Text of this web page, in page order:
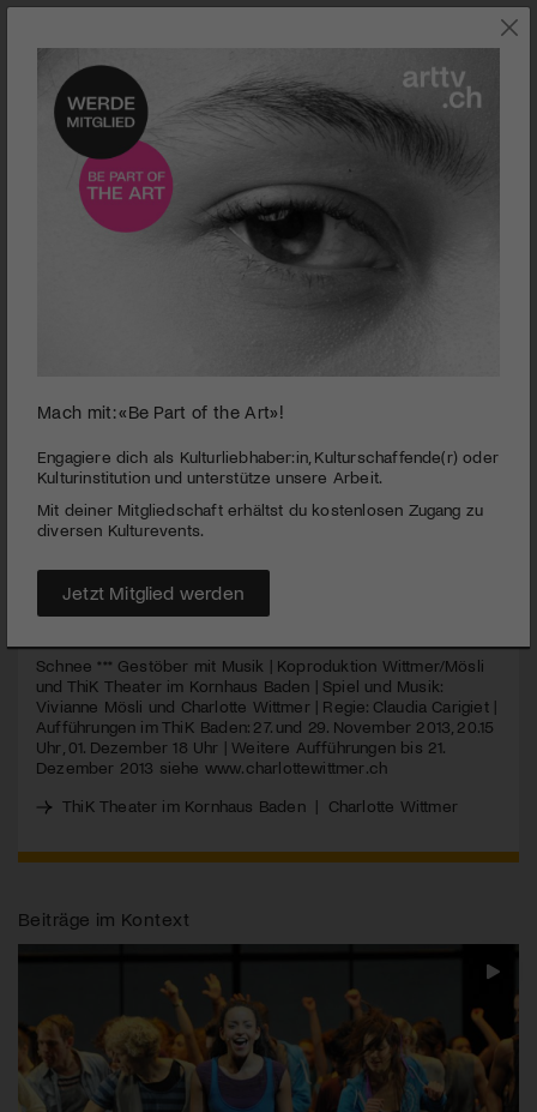
seconds
minutes,
seconds
Schnee *** Gestöber mit Musik
PUBLIZIERT AM 27. NOVEMBER 2013
nach dem Schnee – forschend, musizierend und mit vielen
Texten. Ein Theaterstück, das die Vorfreude auf die weissen
MEHR
Schnee *** Gestöber mit Musik | Koproduktion Wittmer/Mösli
und ThiK Theater im Kornhaus Baden | Spiel und Musik:
Vivianne Mösli und Charlotte Wittmer | Regie: Claudia Carigiet |
Aufführungen im ThiK Baden: 27. und 29. November 2013, 20.15
Uhr, 01. Dezember 18 Uhr | Weitere Aufführungen bis 21.
Dezember 2013 siehe www.charlottewittmer.ch
ThiK Theater im Kornhaus Baden| Charlotte Wittmer
Beiträge im Kontext
Mach mit: «Be Part of the Art»!
Engagiere dich als Kulturliebhaber:in, Kulturschaffende(r) oder
Kulturinstitution und unterstütze unsere Arbeit.
Mit deiner Mitgliedschaft erhältst du kostenlosen Zugang zu
diversen Kulturevents.
Jetzt Mitglied werden